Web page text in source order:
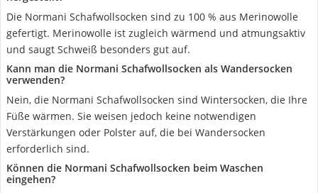
Die Normani Schafwollsocken sind zu 100 % aus Merinowolle
gefertigt. Merinowolle ist zugleich wärmend und atmungsaktiv
und saugt Schweiß besonders gut auf.
Kann man die Normani Schafwollsocken als Wandersocken
verwenden?
Nein, die Normani Schafwollsocken sind Wintersocken, die Ihre
Füße wärmen. Sie weisen jedoch keine notwendigen
Verstärkungen oder Polster auf, die bei Wandersocken
erforderlich sind.
Können die Normani Schafwollsocken beim Waschen
eingehen?